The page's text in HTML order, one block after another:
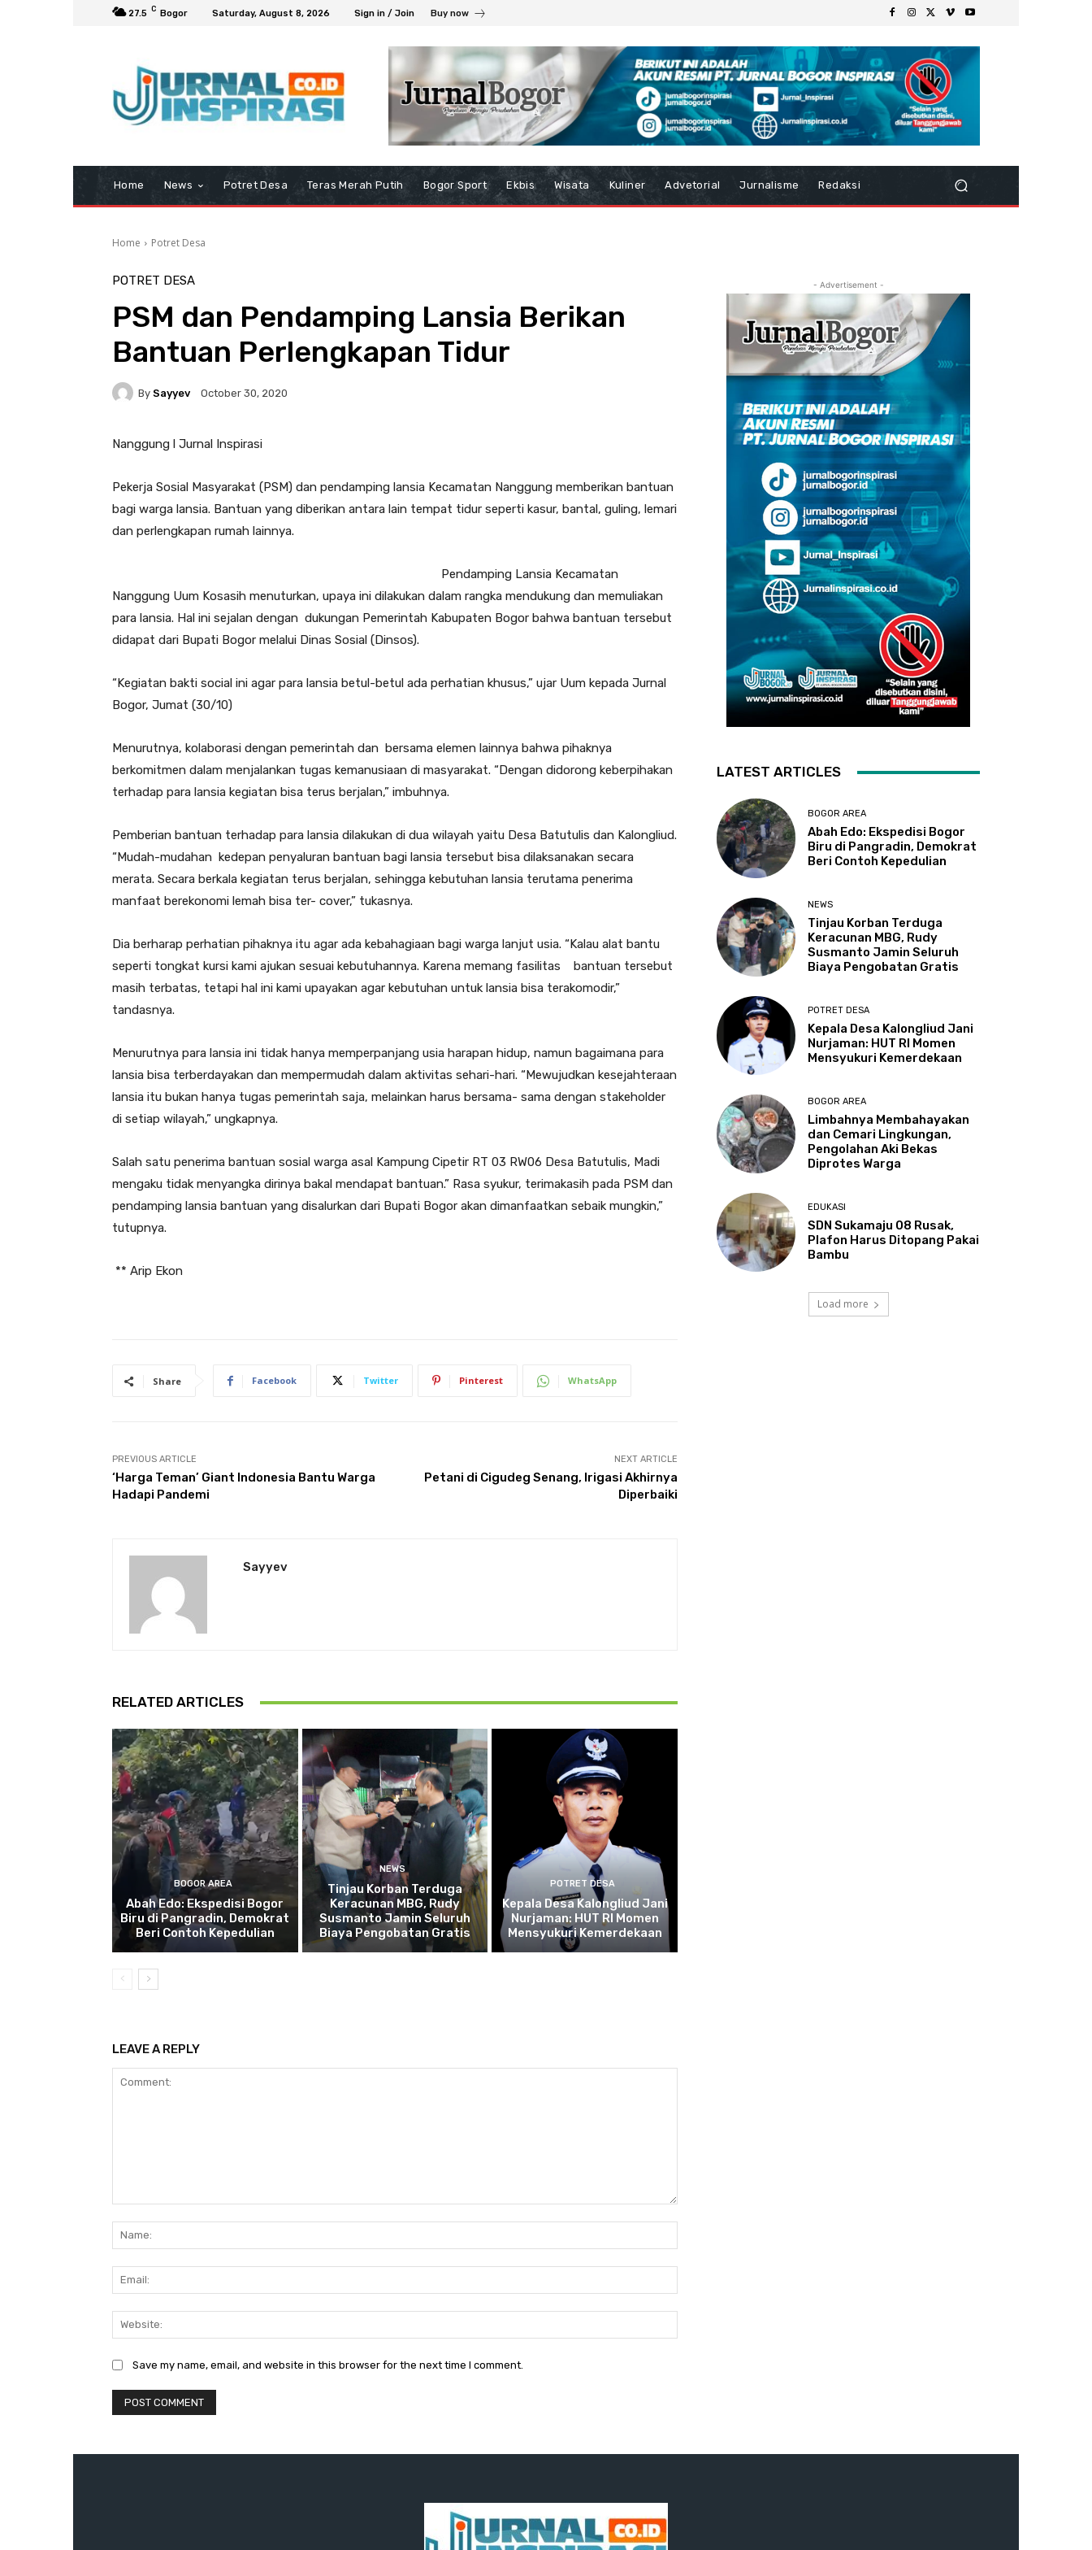
27.5 C Bogor Saturday, August 8, 2026 Sign in / Join Buy now
Home News Potret Desa Teras Merah Putih Bogor Sport Ekbis Wisata Kuliner Advetorial Jurnalisme Redaksi
Home Potret Desa
POTRET DESA
PSM dan Pendamping Lansia Berikan
Bantuan Perlengkapan Tidur
By Sayyev October 30, 2020
Nanggung l Jurnal Inspirasi
Pekerja Sosial Masyarakat (PSM) dan pendamping lansia Kecamatan Nanggung memberikan bantuan
bagi warga lansia. Bantuan yang diberikan antara lain tempat tidur seperti kasur, bantal, guling, lemari
dan perlengkapan rumah lainnya.
Pendamping Lansia Kecamatan
Nanggung Uum Kosasih menuturkan, upaya ini dilakukan dalam rangka mendukung dan memuliakan
para lansia. Hal ini sejalan dengan dukungan Pemerintah Kabupaten Bogor bahwa bantuan tersebut
didapat dari Bupati Bogor melalui Dinas Sosial (Dinsos).
“Kegiatan bakti social ini agar para lansia betul-betul ada perhatian khusus,” ujar Uum kepada Jurnal
Bogor, Jumat (30/10)
Menurutnya, kolaborasi dengan pemerintah dan bersama elemen lainnya bahwa pihaknya
berkomitmen dalam menjalankan tugas kemanusiaan di masyarakat. “Dengan didorong keberpihakan
terhadap para lansia kegiatan bisa terus berjalan,” imbuhnya.
Pemberian bantuan terhadap para lansia dilakukan di dua wilayah yaitu Desa Batutulis dan Kalongliud.
“Mudah-mudahan kedepan penyaluran bantuan bagi lansia tersebut bisa dilaksanakan secara
merata. Secara berkala kegiatan terus berjalan, sehingga kebutuhan lansia terutama penerima
manfaat berekonomi lemah bisa ter- cover,” tukasnya.
Dia berharap perhatian pihaknya itu agar ada kebahagiaan bagi warga lanjut usia. “Kalau alat bantu
seperti tongkat kursi kami ajukan sesuai kebutuhannya. Karena memang fasilitas bantuan tersebut
masih terbatas, tetapi hal ini kami upayakan agar kebutuhan untuk lansia bisa terakomodir,”
tandasnya.
Menurutnya para lansia ini tidak hanya memperpanjang usia harapan hidup, namun bagaimana para
lansia bisa terberdayakan dan mempermudah dalam aktivitas sehari-hari. “Mewujudkan kesejahteraan
lansia itu bukan hanya tugas pemerintah saja, melainkan harus bersama- sama dengan stakeholder
di setiap wilayah,” ungkapnya.
Salah satu penerima bantuan sosial warga asal Kampung Cipetir RT 03 RW06 Desa Batutulis, Madi
mengaku tidak menyangka dirinya bakal mendapat bantuan.” Rasa syukur, terimakasih pada PSM dan
pendamping lansia bantuan yang disalurkan dari Bupati Bogor akan dimanfaatkan sebaik mungkin,”
tutupnya.
** Arip Ekon
Share Facebook Twitter Pinterest WhatsApp
PREVIOUS ARTICLE
‘Harga Teman’ Giant Indonesia Bantu Warga
Hadapi Pandemi
NEXT ARTICLE
Petani di Cigudeg Senang, Irigasi Akhirnya
Diperbaiki
Sayyev
RELATED ARTICLES
BOGOR AREA
Abah Edo: Ekspedisi Bogor
Biru di Pangradin, Demokrat
Beri Contoh Kepedulian
NEWS
Tinjau Korban Terduga
Keracunan MBG, Rudy
Susmanto Jamin Seluruh
Biaya Pengobatan Gratis
POTRET DESA
Kepala Desa Kalongliud Jani
Nurjaman: HUT RI Momen
Mensyukuri Kemerdekaan
LEAVE A REPLY
Save my name, email, and website in this browser for the next time I comment.
- Advertisement -
LATEST ARTICLES
BOGOR AREA
Abah Edo: Ekspedisi Bogor
Biru di Pangradin, Demokrat
Beri Contoh Kepedulian
NEWS
Tinjau Korban Terduga
Keracunan MBG, Rudy
Susmanto Jamin Seluruh
Biaya Pengobatan Gratis
POTRET DESA
Kepala Desa Kalongliud Jani
Nurjaman: HUT RI Momen
Mensyukuri Kemerdekaan
BOGOR AREA
Limbahnya Membahayakan
dan Cemari Lingkungan,
Pengolahan Aki Bekas
Diprotes Warga
EDUKASI
SDN Sukamaju 08 Rusak,
Plafon Harus Ditopang Pakai
Bambu
Load more